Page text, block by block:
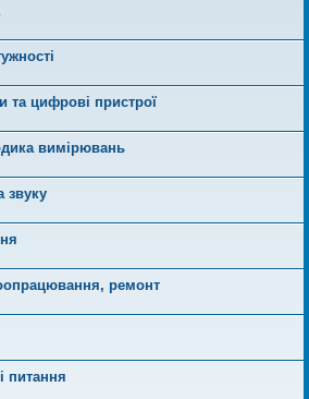
та цифрові пристрої
вимірювань
звуку
ремонт
питання